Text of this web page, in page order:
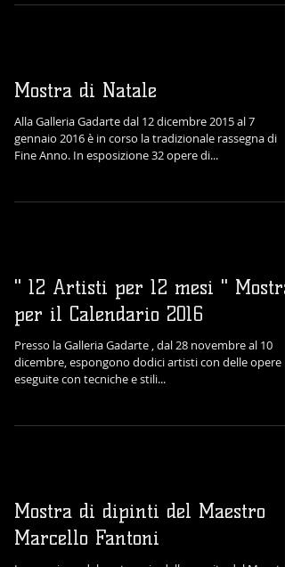
Mostra di Natale
Alla Galleria Gadarte dal 12 dicembre 2015 al 7
gennaio 2016 è in corso la tradizionale rassegna di
Fine Anno. In esposizione 32 opere di...
" 12 Artisti per 12 mesi " Mostra
per il Calendario 2016
Presso la Galleria Gadarte , dal 28 novembre al 10
dicembre, espongono dodici artisti con delle opere
eseguite con tecniche e stili...
Mostra di dipinti del Maestro
Marcello Fantoni